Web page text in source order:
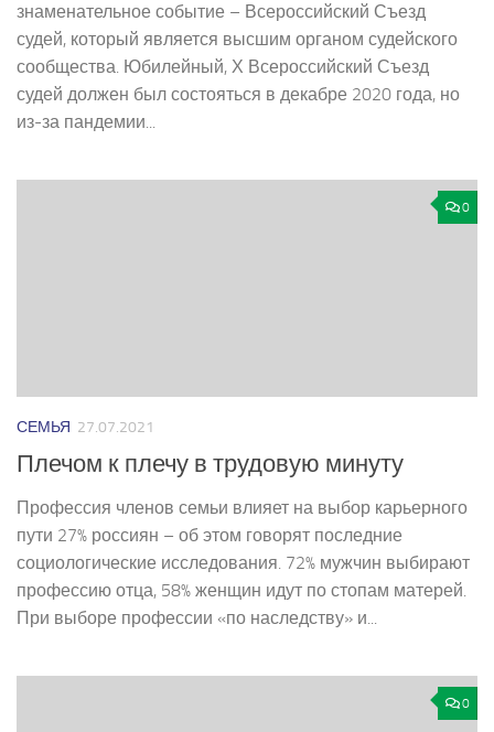
знаменательное событие – Всероссийский Съезд
судей, который является высшим органом судейского
сообщества. Юбилейный, Х Всероссийский Съезд
судей должен был состояться в декабре 2020 года, но
из-за пандемии...
0
СЕМЬЯ 27.07.2021
Плечом к плечу в трудовую минуту
Профессия членов семьи влияет на выбор карьерного
пути 27% россиян – об этом говорят последние
социологические исследования. 72% мужчин выбирают
профессию отца, 58% женщин идут по стопам матерей.
При выборе профессии «по наследству» и...
0